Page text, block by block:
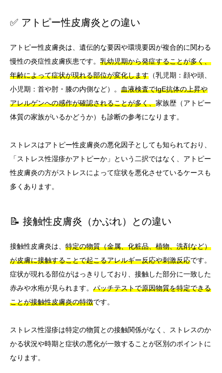
✅ アトピー性皮膚炎との違い
アトピー性皮膚炎は、遺伝的な要因や環境要因が複合的に関わる
慢性の炎症性皮膚疾患です。 乳幼児期から発症することが多く、
年齢によって症状が現れる部位が変化します （乳児期：顔や頭、
小児期：首や肘・膝の内側など）。 血液検査でIgE抗体の上昇や
アレルゲンへの感作が確認されることが多く、家族歴（アトピー
体質の家族がいるかどうか）も診断の参考になります。
ストレスはアトピー性皮膚炎の悪化因子としても知られており、
「ストレス性湿疹かアトピーか」という二択ではなく、アトピー
性皮膚炎の方がストレスによって症状を悪化させているケースも
多くあります。
📝 接触性皮膚炎（かぶれ）との違い
接触性皮膚炎は、 特定の物質（金属、化粧品、植物、洗剤など）
が皮膚に接触することで起こるアレルギー反応や刺激反応です。
症状が現れる部位がはっきりしており、接触した部分に一致した
赤みや水疱が見られます。 パッチテストで原因物質を特定できる
ことが接触性皮膚炎の特徴です。
ストレス性湿疹は特定の物質との接触関係がなく、ストレスのか
かる状況や時期と症状の悪化が一致することが区別のポイントに
なります。